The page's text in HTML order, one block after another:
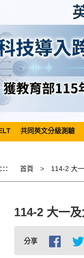
共同英文分級測驗
::: 首頁
114-2 大一
分享